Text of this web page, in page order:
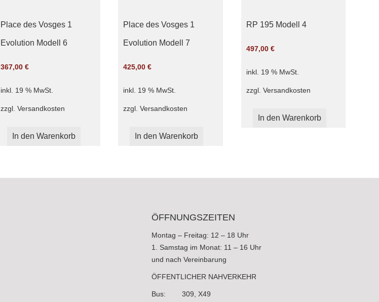
Place des Vosges 1
Evolution Modell 6
367,00 €
inkl. 19 % MwSt.
zzgl. Versandkosten
In den Warenkorb
Place des Vosges 1
Evolution Modell 7
425,00€
inkl. 19 % MwSt.
zzgl.Versandkosten
In den Warenkorb
RP 195 Modell 4
497,00 €
inkl. 19 % MwSt.
zzgl. Versandkosten
In den Warenkorb
ÖFFNUNGSZEITEN
Montag – Freitag: 12 – 18 Uhr
1. Samstag im Monat: 11 – 16 Uhr
und nach Vereinbarung
ÖFFENTLICHER NAHVERKEHR
Bus: 309, X49